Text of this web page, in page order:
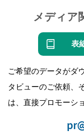
メディア
表
ご希望のデータがダ
タビューのご依頼、
は、直接プロモーシ